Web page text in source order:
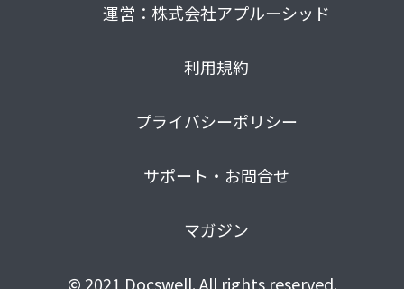
運営：株式会社アプルーシッド
利用規約
プライバシーポリシー
サポート・お問合せ
マガジン
© 2021 Docswell. All rights reserved.